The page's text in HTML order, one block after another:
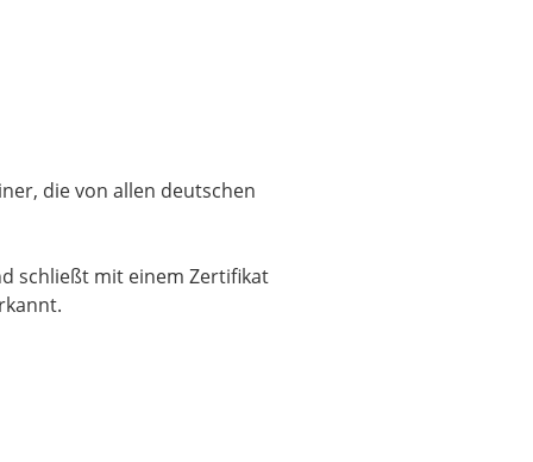
die von allen deutschen
schließt mit einem Zertifikat